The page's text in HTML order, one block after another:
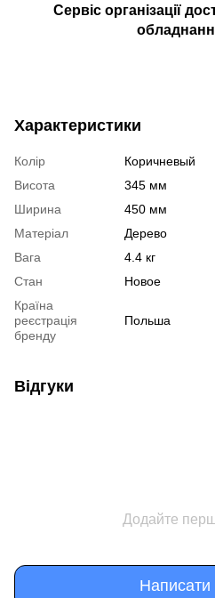
Сервіс організації
Характеристики
Колір
Коричневый
Висота
345 мм
Ширина
450 мм
Матеріал
Дерево
Вага
4.4 кг
Стан
Новое
Країна
реєстрація
бренду
Польша
Відгуки
Додайте
Написати